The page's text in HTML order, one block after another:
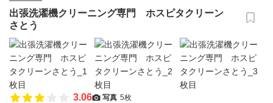
出張洗濯機クリーニング専門 ホスピタクリーン
さとう
3.06 写真 5枚